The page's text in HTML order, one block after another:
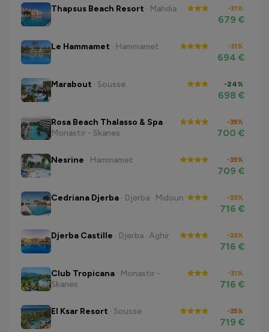
Thapsus Beach Resort · Mahdia -31%
679 €
Le Hammamet · Hammamet -31%
694 €
Marabout · Sousse -24%
698 €
Rosa Beach Thalasso & Spa ·
Monastir - Skanes
-35%
700 €
Nesrine · Hammamet -35%
709 €
Cedriana Djerba · Djerba · Midoun -33%
716 €
Djerba Castille · Djerba · Aghir -33%
716 €
Club Tropicana · Monastir -
Skanes
-31%
716 €
El Ksar Resort · Sousse -35%
719 €